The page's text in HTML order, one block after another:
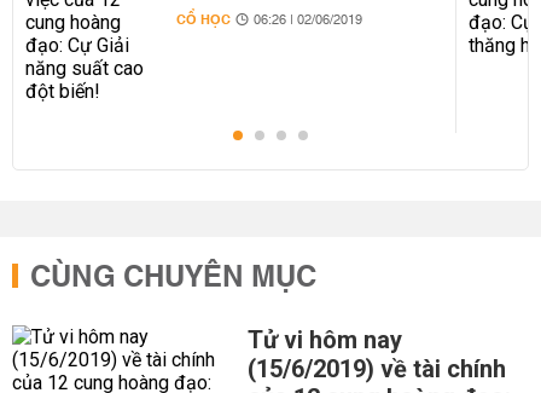
biến!
CỔ HỌC 06:26 | 02/06/2019
CÙNG CHUYÊN MỤC
Tử vi hôm nay
(15/6/2019) về tài chính